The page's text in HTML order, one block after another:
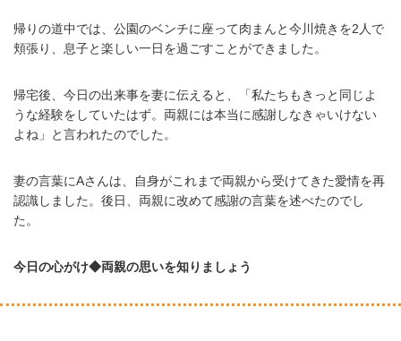
帰りの道中では、公園のベンチに座って肉まんと今川焼きを2人で
頬張り、息子と楽しい一日を過ごすことができました。
帰宅後、今日の出来事を妻に伝えると、「私たちもきっと同じよ
うな経験をしていたはず。両親には本当に感謝しなきゃいけない
よね」と言われたのでした。
妻の言葉にAさんは、自身がこれまで両親から受けてきた愛情を再
認識しました。後日、両親に改めて感謝の言葉を述べたのでし
た。
今日の心がけ◆両親の思いを知りましょう